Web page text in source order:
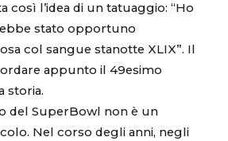
così l’idea di un tatuaggio: “Ho
stato opportuno
col sangue stanotte XLIX”. Il
appunto il 49esimo
storia.
del SuperBowl non è un
Nel corso degli anni, negli